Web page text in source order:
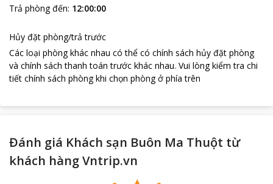
Trả phòng đến: 12:00:00
Hủy đặt phòng/trả trước
Các loại phòng khác nhau có thể có chính sách hủy đặt phòng
và chính sách thanh toán trước khác nhau. Vui lòng kiểm tra chi
tiết chính sách phòng khi chọn phòng ở phía trên
Đánh giá Khách sạn Buôn Ma Thuột từ
khách hàng Vntrip.vn